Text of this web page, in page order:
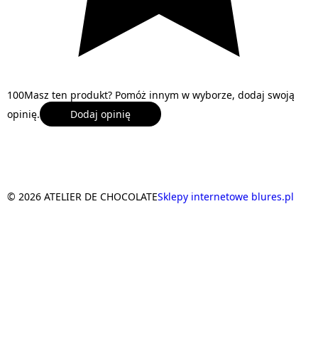
100Masz ten produkt? Pomóż innym w wyborze, dodaj swoją
opinię.
Dodaj opinię
© 2026 ATELIER DE CHOCOLATESklepy internetowe blures.pl